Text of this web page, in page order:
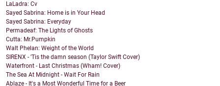
LaLadra: Cv
Sayed Sabrina: Home is in Your Head
Sayed Sabrina: Everyday
Permadeaf: The Lights of Ghosts
Cutta: Mr.Pumpkin
Walt Phelan: Weight of the World
SIRENX - 'Tis the damn season (Taylor Swift Cover)
Waterfront - Last Christmas (Wham! Cover)
The Sea At Midnight - Wait For Rain
Ablaze - It's a Most Wonderful Time for a Beer